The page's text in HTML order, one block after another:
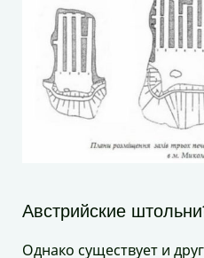
Австрийские
Однако существует и